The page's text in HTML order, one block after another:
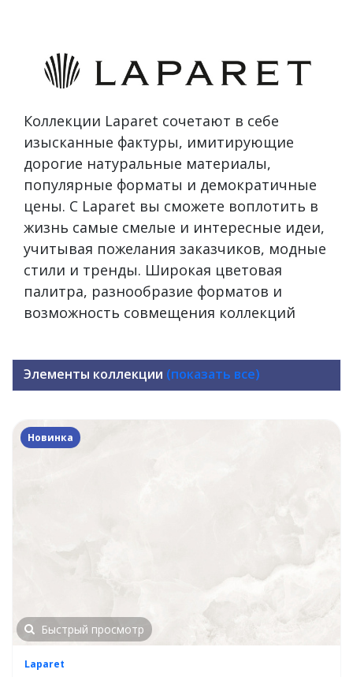
Коллекции Laparet сочетают в себе
изысканные фактуры, имитирующие
дорогие натуральные материалы,
популярные форматы и демократичные
цены. С Laparet вы сможете воплотить в
жизнь самые смелые и интересные идеи,
учитывая пожелания заказчиков, модные
стили и тренды. Широкая цветовая
палитра, разнообразие форматов и
возможность совмещения коллекций
Элементы коллекции (показать все)
Новинка
Быстрый просмотр
Laparet